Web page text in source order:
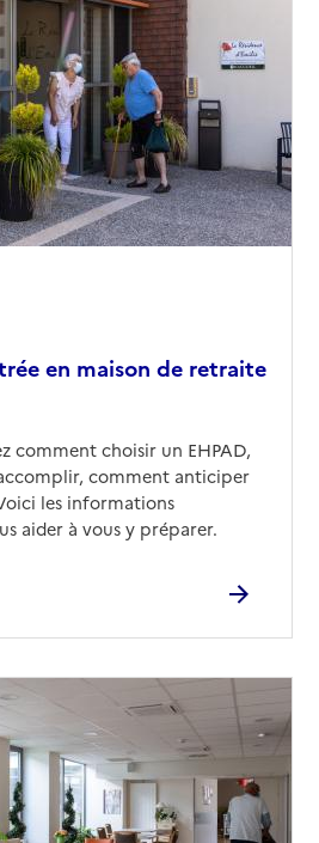
en maison de retraite
comment choisir un EHPAD,
comment anticiper
les informations
aider à vous y préparer.